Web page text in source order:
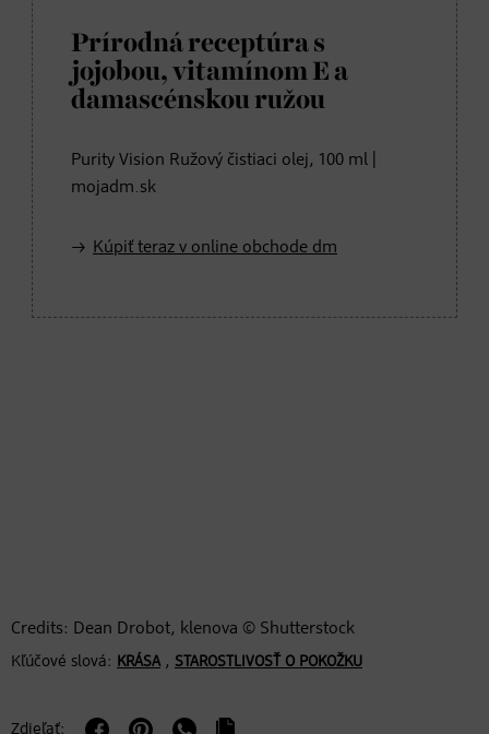
Prírodná receptúra s
jojobou, vitamínom E a
damascénskou ružou
Purity Vision Ružový čistiaci olej, 100 ml |
mojadm.sk
Kúpiť teraz v online obchode dm
Credits: Dean Drobot, klenova © Shutterstock
Kľúčové slová: KRÁSA, STAROSTLIVOSŤ O POKOŽKU
Zdieľať: